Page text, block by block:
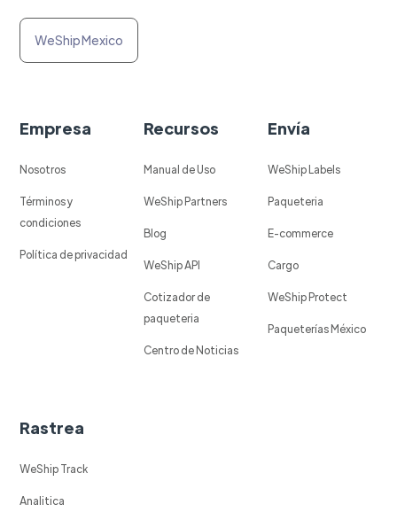
WeShip Mexico
Empresa
Nosotros
Términos y
condiciones
Política de privacidad
Recursos
Manual de Uso
WeShip Partners
Blog
WeShip API
Cotizador de
paqueteria
Centro de Noticias
Envía
WeShip Labels
Paqueteria
E-commerce
Cargo
WeShip Protect
Paqueterías México
Rastrea
WeShip Track
Analitica